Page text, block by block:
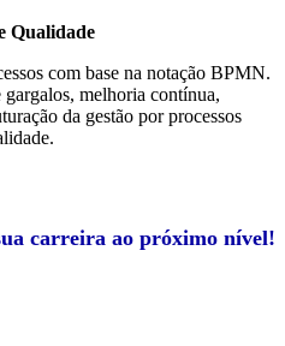
Qualidade
com base na notação BPMN.
melhoria contínua,
da gestão por processos
carreira ao próximo nível!